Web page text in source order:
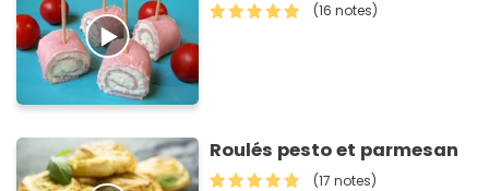
(16 notes)
Roulés pesto et parmesan
(17 notes)